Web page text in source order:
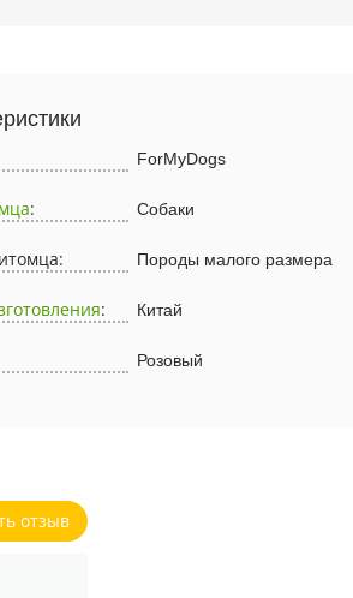
ForMyDogs
: Собаки
Породы малого размера
: Китай
Розовый
отзыв